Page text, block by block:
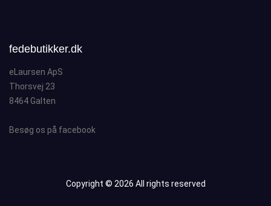
fedebutikker.dk
eLaursen ApS
Thorsvej 23
8464 Galten
Besøg os på facebook
Copyright © 2026 All rights reserved